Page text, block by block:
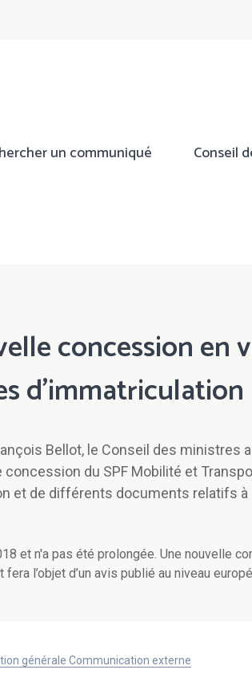
un communiqué Conseil
concession en
d’immatriculation
Bellot, le Conseil des ministres
du SPF Mobilité et
et de différents documents relatifs à
et n'a pas été prolongée. Une nouvelle
l’objet d’un avis publié au niveau
générale Communication externe